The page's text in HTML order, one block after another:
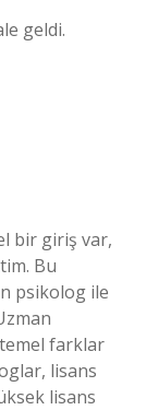
geldi.
bir giriş var,
Bu
psikolog ile
farklar
lisans
lisans